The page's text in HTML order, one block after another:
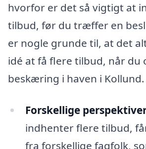
hvorfor er det så vigtigt at
tilbud, før du træffer en
er nogle grunde til, at det
idé at få flere tilbud, når du
beskæring i haven i Kollund.
Forskellige
indhenter flere tilbud,
fra forskellige fagfolk,